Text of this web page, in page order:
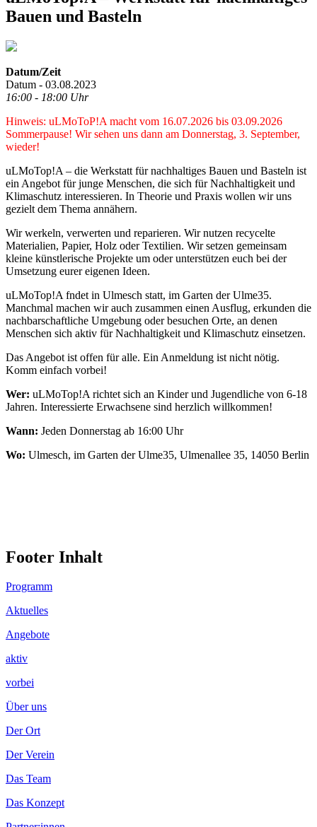
Bauen und Basteln
Datum/Zeit
Datum - 03.08.2023
16:00 - 18:00 Uhr
Hinweis: uLMoToP!A macht vom 16.07.2026 bis 03.09.2026
Sommerpause! Wir sehen uns dann am Donnerstag, 3. September,
wieder!
uLMoTop!A – die Werkstatt für nachhaltiges Bauen und Basteln ist
ein Angebot für junge Menschen, die sich für Nachhaltigkeit und
Klimaschutz interessieren. In Theorie und Praxis wollen wir uns
gezielt dem Thema annähern.
Wir werkeln, verwerten und reparieren. Wir nutzen recycelte
Materialien, Papier, Holz oder Textilien. Wir setzen gemeinsam
kleine künstlerische Projekte um oder unterstützen euch bei der
Umsetzung eurer eigenen Ideen.
uLMoTop!A fndet in Ulmesch statt, im Garten der Ulme35.
Manchmal machen wir auch zusammen einen Ausflug, erkunden die
nachbarschaftliche Umgebung oder besuchen Orte, an denen
Menschen sich aktiv für Nachhaltigkeit und Klimaschutz einsetzen.
Das Angebot ist offen für alle. Ein Anmeldung ist nicht nötig.
Komm einfach vorbei!
Wer: uLMoTop!A richtet sich an Kinder und Jugendliche von 6-18
Jahren. Interessierte Erwachsene sind herzlich willkommen!
Wann: Jeden Donnerstag ab 16:00 Uhr
Wo: Ulmesch, im Garten der Ulme35, Ulmenallee 35, 14050 Berlin
Footer Inhalt
Programm
Aktuelles
Angebote
aktiv
vorbei
Über uns
Der Ort
Der Verein
Das Team
Das Konzept